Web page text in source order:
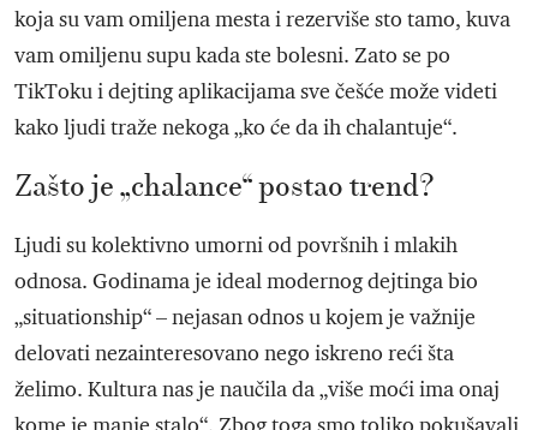
koja su vam omiljena mesta i rezerviše sto tamo, kuva
vam omiljenu supu kada ste bolesni. Zato se po
TikToku i dejting aplikacijama sve češće može videti
kako ljudi traže nekoga „ko će da ih chalantuje“.
Zašto je „chalance“ postao trend?
Ljudi su kolektivno umorni od površnih i mlakih
odnosa. Godinama je ideal modernog dejtinga bio
„situationship“ – nejasan odnos u kojem je važnije
delovati nezainteresovano nego iskreno reći šta
želimo. Kultura nas je naučila da „više moći ima onaj